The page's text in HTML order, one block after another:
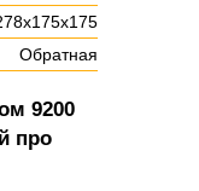
Обратная
9200
про